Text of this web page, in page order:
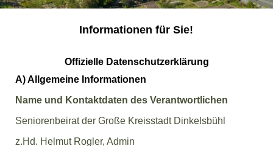
Informationen für Sie!
Offizielle Datenschutzerklärung
A) Allgemeine Informationen
Name und Kontaktdaten des Verantwortlichen
Seniorenbeirat der Große Kreisstadt Dinkelsbühl
z.Hd. Helmut Rogler, Admin